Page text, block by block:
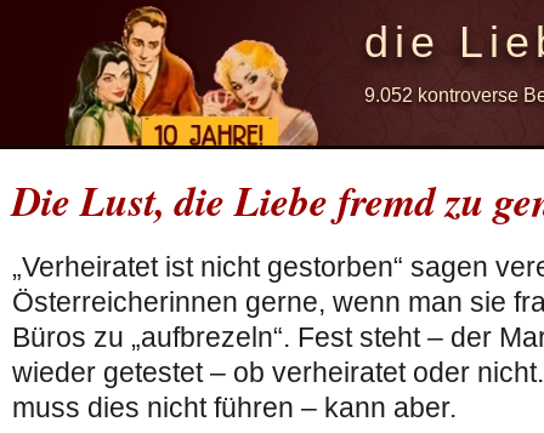
die
9.052 kontroverse
Die Lust, die Liebe fremd zu
„Verheiratet ist nicht gestorben“ sagen
Österreicherinnen gerne, wenn man sie
Büros zu „aufbrezeln“. Fest steht – der
wieder getestet – ob verheiratet oder
muss dies nicht führen – kann aber.